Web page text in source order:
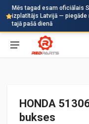
Mēs tagad esam oficiālais
izplatītājs Latvijā — piegāde
tajā pašā dienā
Auto
HONDA
bukses